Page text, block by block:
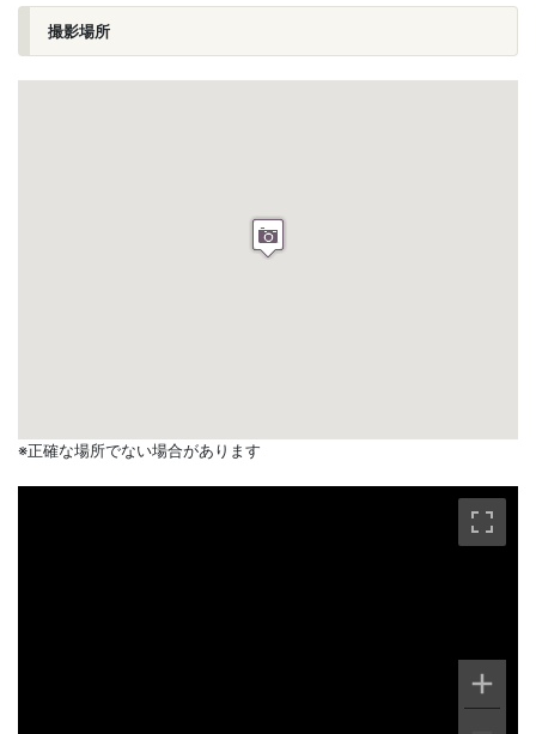
撮影場所
※正確な場所でない場合があります